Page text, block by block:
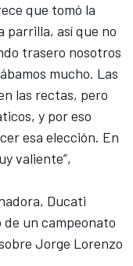
que tomó la
parrilla, así que no
trasero nosotros
mucho. Las
las rectas, pero
y por eso
esa elección. En
valiente”,
Ducati
un campeonato
Jorge Lorenzo